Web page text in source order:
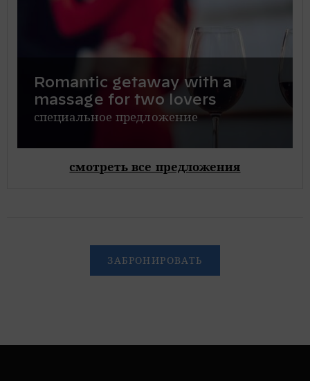
Romantic getaway with a
massage for two lovers
специальное предложение
смотреть все предложения
ЗАБРОНИРОВАТЬ